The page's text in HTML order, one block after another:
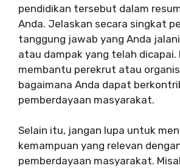
pendidikan tersebut dalam
Anda. Jelaskan secara singkat
tanggung jawab yang Anda
atau dampak yang telah dicapai.
membantu perekrut atau
bagaimana Anda dapat
pemberdayaan masyarakat.
Selain itu, jangan lupa untuk
kemampuan yang relevan
pemberdayaan masyarakat.